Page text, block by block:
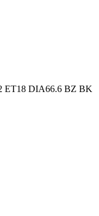
ET18 DIA66.6 BZ BK